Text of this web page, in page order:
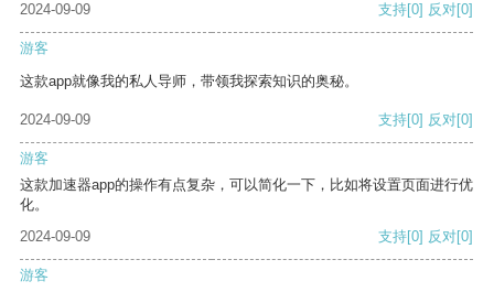
2024-09-09
支持[0] 反对[0]
游客
这款app就像我的私人导师，带领我探索知识的奥秘。
2024-09-09 支持[0] 反对[0]
游客
这款加速器app的操作有点复杂，可以简化一下，比如将设置页面进行优
化。
2024-09-09
支持[0] 反对[0]
游客